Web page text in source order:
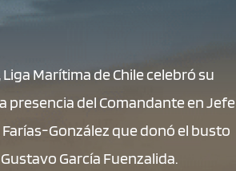
Marítima de Chile celebró su
del Comandante en Jefe
González que donó el busto
García Fuenzalida.